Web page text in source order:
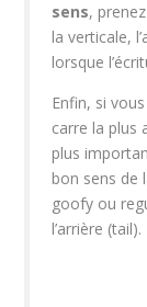
sens,
la verticale,
lorsque
Enfin, si
carre la plus
plus
bon sens de
goofy ou
l’arrière (tail).